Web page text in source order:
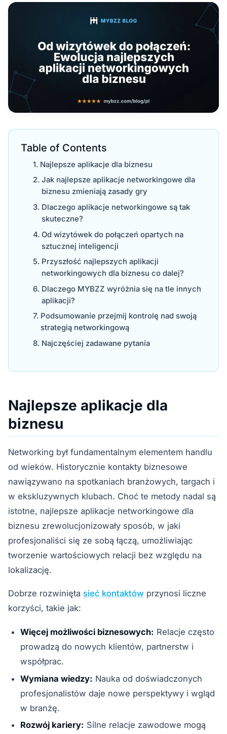
Table of Contents
Najlepsze aplikacje dla biznesu
Jak najlepsze aplikacje networkingowe dla
biznesu zmieniają zasady gry
Dlaczego aplikacje networkingowe są tak
skuteczne?
Od wizytówek do połączeń opartych na
sztucznej inteligencji
Przyszłość najlepszych aplikacji
networkingowych dla biznesu co dalej?
Dlaczego MYBZZ wyróżnia się na tle innych
aplikacji?
Podsumowanie przejmij kontrolę nad swoją
strategią networkingową
Najczęściej zadawane pytania
Najlepsze aplikacje dla
biznesu
Networking był fundamentalnym elementem handlu
od wieków. Historycznie kontakty biznesowe
nawiązywano na spotkaniach branżowych, targach i
w ekskluzywnych klubach. Choć te metody nadal są
istotne, najlepsze aplikacje networkingowe dla
biznesu zrewolucjonizowały sposób, w jaki
profesjonaliści się ze sobą łączą, umożliwiając
tworzenie wartościowych relacji bez względu na
lokalizację.
Dobrze rozwinięta sieć kontaktów przynosi liczne
korzyści, takie jak:
Więcej możliwości biznesowych: Relacje często
prowadzą do nowych klientów, partnerstw i
współprac.
Wymiana wiedzy: Nauka od doświadczonych
profesjonalistów daje nowe perspektywy i wgląd
w branżę.
Rozwój kariery: Silne relacje zawodowe mogą